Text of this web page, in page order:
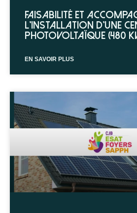
Faisabilité et
l’installation d’une
photovoltaïque (480
EN SAVOIR PLUS